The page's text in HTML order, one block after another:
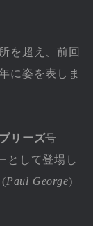
を超え、前回
に姿を表しま
リーズ号
として登場し
(Paul George)